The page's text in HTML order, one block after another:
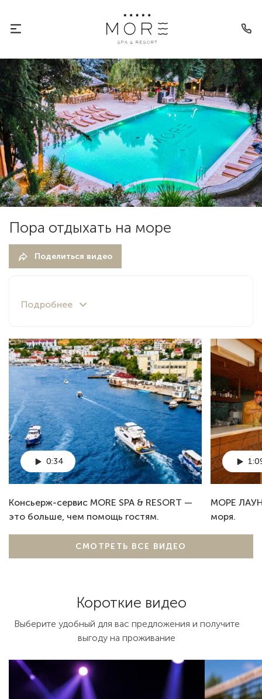
Пора отдыхать на море
Поделиться видео
0:34
Консьерж-сервис MORE SPA & RESORT —
это больше, чем помощь гостям.
MОРЕ
моря.
СМОТРЕТЬ ВСЕ ВИДЕО
Короткие видео
Выберите удобный для вас предложения и получите
выгоду на проживание